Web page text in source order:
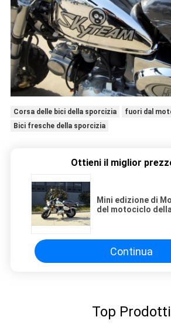
Corsa delle bici della sporcizia
fuori dal
Bici fresche della sporcizia
Ottieni il miglior
Mini edizione di
del motociclo
Continua
Top Prodotti